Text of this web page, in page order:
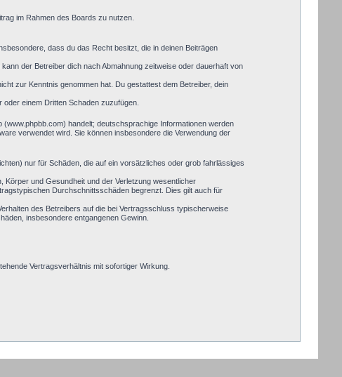
im Rahmen des Boards zu nutzen.
dass du das Recht besitzt, die in deinen Beiträgen
der Betreiber dich nach Abmahnung zeitweise oder dauerhaft von
zur Kenntnis genommen hat. Du gestattest dem Betreiber, dein
einem Dritten Schaden zuzufügen.
handelt; deutschsprachige Informationen werden
verwendet wird. Sie können insbesondere die Verwendung der
nur für Schäden, die auf ein vorsätzliches oder grob fahrlässiges
Körper und Gesundheit und der Verletzung wesentlicher
Durchschnittsschäden begrenzt. Dies gilt auch für
des Betreibers auf die bei Vertragsschluss typischerweise
insbesondere entgangenen Gewinn.
Vertragsverhältnis mit sofortiger Wirkung.